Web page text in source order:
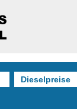
Dieselpreise